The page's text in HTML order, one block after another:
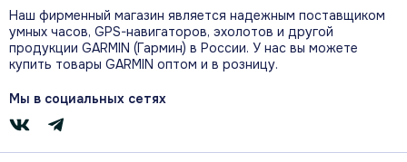
ХАРАКТЕРИСТИКИ И КОМПЛЕКТАЦИЯ
Ключевые параметры
Наш фирменный магазин является надежным поставщиком
умных часов, GPS-навигаторов, эхолотов и другой
продукции GARMIN (Гармин) в России. У нас вы можете
купить товары GARMIN оптом и в розницу.
Мы в социальных сетях